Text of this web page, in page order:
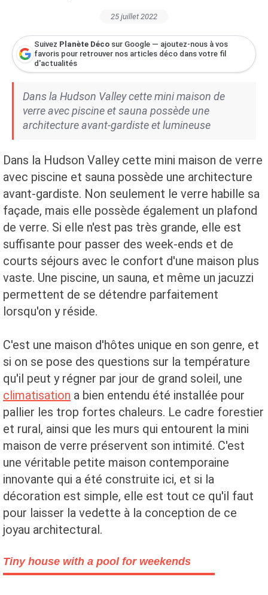
25 juillet 2022
Suivez Planète Déco sur Google — ajoutez-nous à vos
favoris pour retrouver nos articles déco dans votre fil
d'actualités
Dans la Hudson Valley cette mini maison de
verre avec piscine et sauna possède une
architecture avant-gardiste et lumineuse
Dans la Hudson Valley cette mini maison de verre
avec piscine et sauna possède une architecture
avant-gardiste. Non seulement le verre habille sa
façade, mais elle possède également un plafond
de verre. Si elle n'est pas très grande, elle est
suffisante pour passer des week-ends et de
courts séjours avec le confort d'une maison plus
vaste. Une piscine, un sauna, et même un jacuzzi
permettent de se détendre parfaitement
lorsqu'on y réside.
C'est une maison d'hôtes unique en son genre, et
si on se pose des questions sur la température
qu'il peut y régner par jour de grand soleil, une
climatisation a bien entendu été installée pour
pallier les trop fortes chaleurs. Le cadre forestier
et rural, ainsi que les murs qui entourent la mini
maison de verre préservent son intimité. C'est
une véritable petite maison contemporaine
innovante qui a été construite ici, et si la
décoration est simple, elle est tout ce qu'il faut
pour laisser la vedette à la conception de ce
joyau architectural.
Tiny house with a pool for weekends